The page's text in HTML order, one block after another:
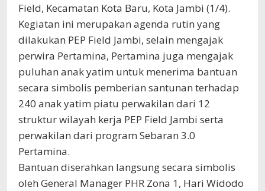
Field, Kecamatan Kota Baru, Kota Jambi (1/4).
Kegiatan ini merupakan agenda rutin yang
dilakukan PEP Field Jambi, selain mengajak
perwira Pertamina, Pertamina juga mengajak
puluhan anak yatim untuk menerima bantuan
secara simbolis pemberian santunan terhadap
240 anak yatim piatu perwakilan dari 12
struktur wilayah kerja PEP Field Jambi serta
perwakilan dari program Sebaran 3.0
Pertamina.
Bantuan diserahkan langsung secara simbolis
oleh General Manager PHR Zona 1, Hari Widodo